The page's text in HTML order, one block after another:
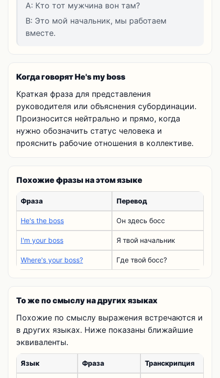
A: Кто тот мужчина вон там?
B: Это мой начальник, мы работаем
вместе.
Когда говорят He's my boss
Краткая фраза для представления
руководителя или объяснения субординации.
Произносится нейтрально и прямо, когда
нужно обозначить статус человека и
прояснить рабочие отношения в коллективе.
Похожие фразы на этом языке
Фраза Перевод
He's the boss Он здесь босс
I'm your boss Я твой начальник
Where's your boss? Где твой босс?
То же по смыслу на других языках
Похожие по смыслу выражения встречаются и
в других языках. Ниже показаны ближайшие
эквиваленты.
Язык Фраза Транскрипция